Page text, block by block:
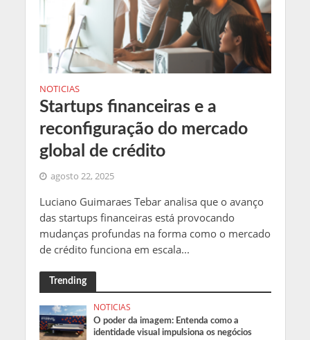
NOTICIAS
Startups financeiras e a
reconfiguração do mercado
global de crédito
agosto 22, 2025
Luciano Guimaraes Tebar analisa que o avanço
das startups financeiras está provocando
mudanças profundas na forma como o mercado
de crédito funciona em escala...
Trending
NOTICIAS
O poder da imagem: Entenda como a
identidade visual impulsiona os negócios